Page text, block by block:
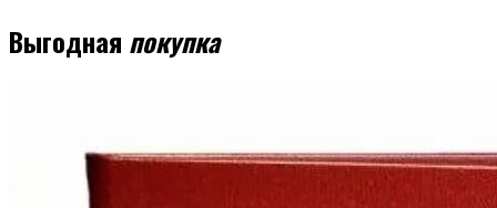
Выгодная покупка